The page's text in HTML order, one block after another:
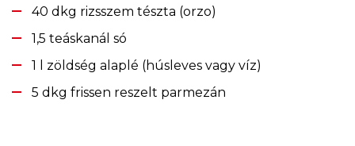
40 dkg rizsszem tészta (orzo)
1,5 teáskanál só
1 l zöldség alaplé (húsleves vagy víz)
5 dkg frissen reszelt parmezán